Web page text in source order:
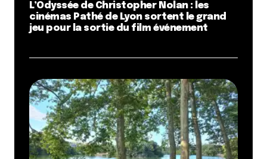
L’Odyssée de Christopher Nolan : les
cinémas Pathé de Lyon sortent le grand
jeu pour la sortie du film événement